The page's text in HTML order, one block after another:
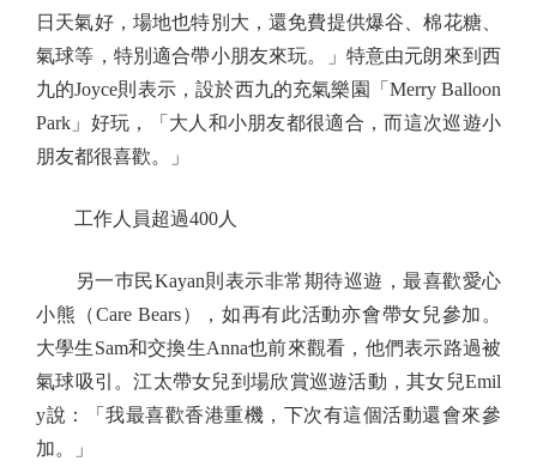
日天氣好，場地也特別大，還免費提供爆谷、棉花糖、
氣球等，特別適合帶小朋友來玩。」特意由元朗來到西
九的Joyce則表示，設於西九的充氣樂園「Merry Balloon
Park」好玩，「大人和小朋友都很適合，而這次巡遊小
朋友都很喜歡。」
工作人員超過400人
另一巿民Kayan則表示非常期待巡遊，最喜歡愛心
小熊（Care Bears），如再有此活動亦會帶女兒參加。
大學生Sam和交換生Anna也前來觀看，他們表示路過被
氣球吸引。江太帶女兒到場欣賞巡遊活動，其女兒Emil
y說：「我最喜歡香港重機，下次有這個活動還會來參
加。」